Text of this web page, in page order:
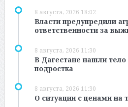
8 августа, 2026 18:02
Власти предупредили
ответственности за
8 августа, 2026 11:30
В Дагестане нашли тело
подростка
8 августа, 2026 11:30
О ситуации с ценами на